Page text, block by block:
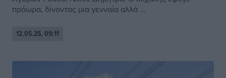
πρόωρα, δίνοντας μια γενναία αλλά ...
12.05.25, 09:11